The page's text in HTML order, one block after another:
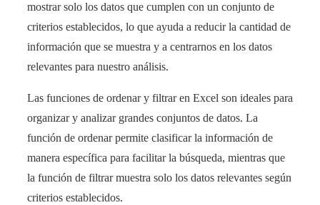
mostrar solo los datos que cumplen con un conjunto de
criterios establecidos, lo que ayuda a reducir la cantidad de
información que se muestra y a centrarnos en los datos
relevantes para nuestro análisis.
Las funciones de ordenar y filtrar en Excel son ideales para
organizar y analizar grandes conjuntos de datos. La
función de ordenar permite clasificar la información de
manera específica para facilitar la búsqueda, mientras que
la función de filtrar muestra solo los datos relevantes según
criterios establecidos.